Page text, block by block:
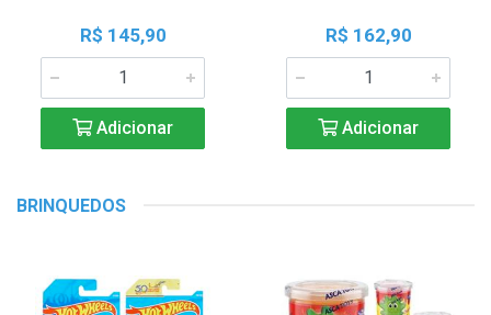
R$ 145,90
Adicionar
R$ 162,90
Adicionar
BRINQUEDOS